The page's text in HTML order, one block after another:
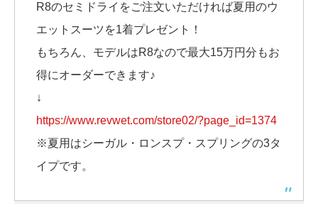
R8のセミドライをご注文いただければ夏用のウ
エットスーツを1着プレゼント！
もちろん、モデルはR8なので最大15万円分もお
得にオーダーできます♪
↓
https://www.revwet.com/store02/?page_id=1374
※夏用はシーガル・ロンスプ・スプリングの3タ
イプです。